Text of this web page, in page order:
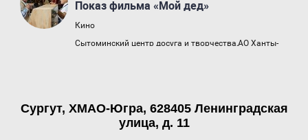
Сургут, ХМАО-Югра, 628405 Ленинградская
улица, д. 11